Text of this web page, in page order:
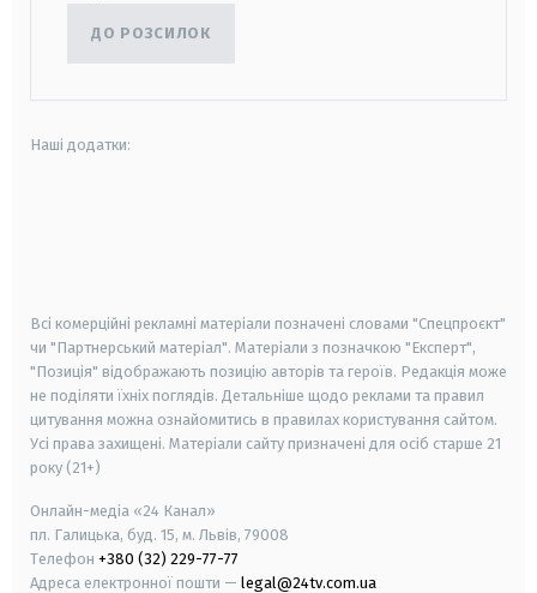
ДО РОЗСИЛОК
Наші додатки:
Всі комерційні рекламні матеріали позначені словами "Спецпроєкт"
чи "Партнерський матеріал". Матеріали з позначкою "Експерт",
"Позиція" відображають позицію авторів та героїв. Редакція може
не поділяти їхніх поглядів. Детальніше щодо реклами та правил
цитування можна ознайомитись в правилах користування сайтом.
Усі права захищені. Матеріали сайту призначені для осіб старше 21
року (21+)
Онлайн-медіа «24 Канал»
пл. Галицька, буд. 15, м. Львів, 79008
Телефон +380 (32) 229-77-77
Адреса електронної пошти — legal@24tv.com.ua